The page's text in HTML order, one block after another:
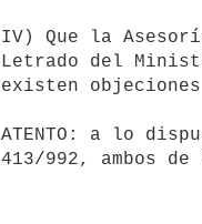
IV) Que la
Letrado del
existen
ATENTO: a lo
413/992, ambos